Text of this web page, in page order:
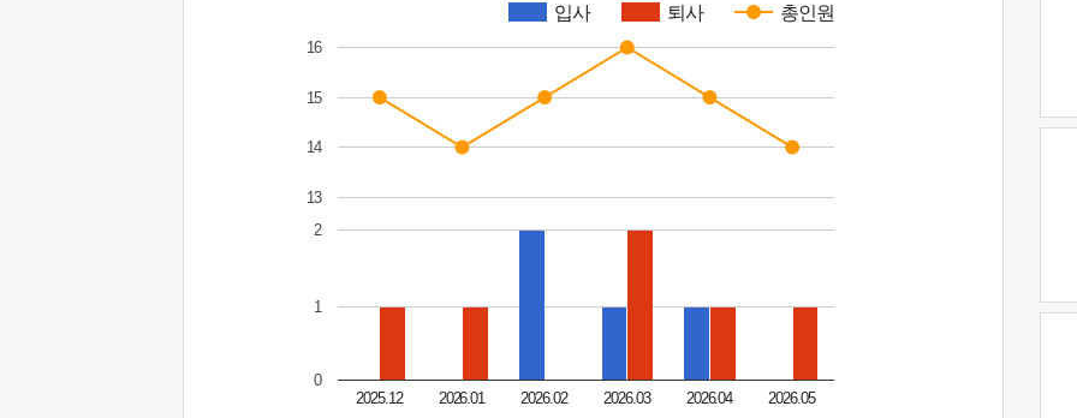
입사 퇴사 총인원
2025.12 2026.01 2026.02 2026.03 2026.04 2026.05
0
1
2
13
14
15
16